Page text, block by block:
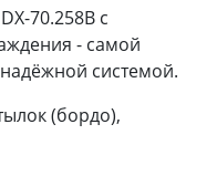
70.258B с
- самой
системой.
(бордо),